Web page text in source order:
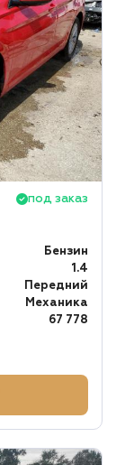
под заказ
Бензин
1.4
Передний
Механика
67 778